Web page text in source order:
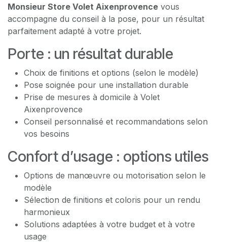
Monsieur Store Volet Aixenprovence vous
accompagne du conseil à la pose, pour un résultat
parfaitement adapté à votre projet.
Porte : un résultat durable
Choix de finitions et options (selon le modèle)
Pose soignée pour une installation durable
Prise de mesures à domicile à Volet
Aixenprovence
Conseil personnalisé et recommandations selon
vos besoins
Confort d’usage : options utiles
Options de manœuvre ou motorisation selon le
modèle
Sélection de finitions et coloris pour un rendu
harmonieux
Solutions adaptées à votre budget et à votre
usage